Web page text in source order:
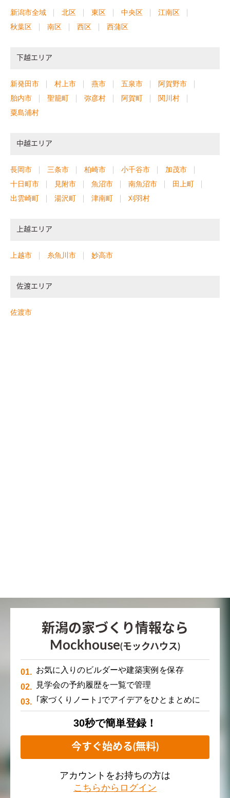
新潟市全域 北区 東区 中央区
江南区
秋葉区
南区 西区 西蒲区
下越エリア
新発田市 村上市 燕市 五泉市
阿賀野市
胎内市
聖籠町 弥彦村 阿賀町
関川村
粟島浦村
中越エリア
長岡市 三条市 柏崎市 小千谷市
加茂市
十日町市
見附市 魚沼市 南魚沼市
田上町
出雲崎町
湯沢町 津南町 刈羽村
上越エリア
上越市 糸魚川市 妙高市
佐渡エリア
佐渡市
新潟の家づくり情報なら
Mockhouse(モックハウス)
お気に入りのビルダーや建築実例を保存
見学会の予約履歴を一覧で管理
｢家づくりノート｣でアイデアをひとまとめに
30秒で簡単登録！
今すぐ始める(無料)
アカウントをお持ちの方は
こちらからログイン